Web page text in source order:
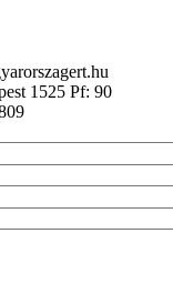
1525 Pf: 90